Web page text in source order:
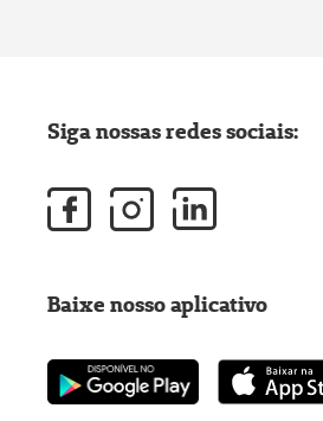
Siga nossas redes sociais:
Baixe nosso aplicativo